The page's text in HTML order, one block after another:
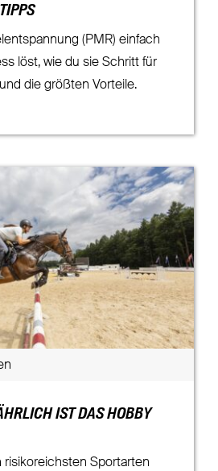
(PMR) einfach
löst, wie du sie Schritt für
die größten Vorteile.
IST DAS HOBBY
risikoreichsten Sportarten